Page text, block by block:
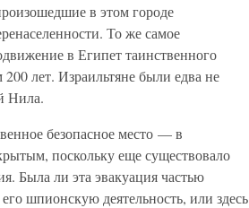
в этом городе
То же самое
в Египет таинственного
лет. Израильтяне были едва не
Нила.
безопасное место — в
поскольку еще существовало
Была ли эта эвакуация частью
шпионскую деятельность, или здесь